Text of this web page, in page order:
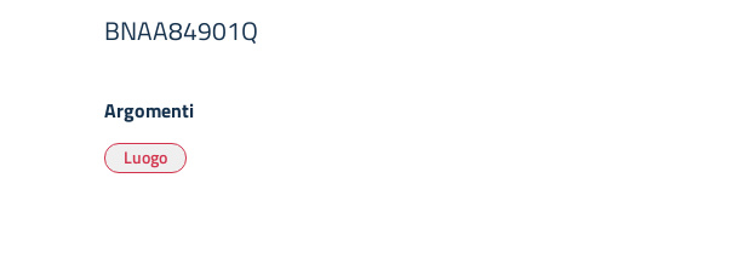
BNAA84901Q
Argomenti
Luogo